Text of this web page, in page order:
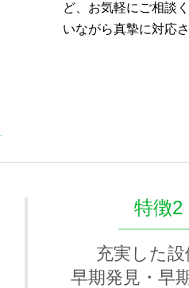
ど、お気軽にご相談
いながら真摯に対応
特徴2
充実した
早期発見・早